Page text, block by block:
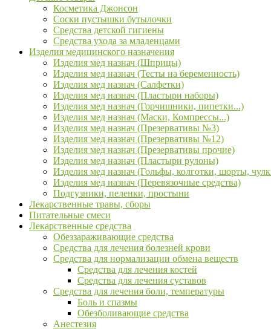
Косметика Джонсон
Соски пустышки бутылочки
Средства детской гигиены
Средства ухода за младенцами
Изделия медицинского назначения
Изделия мед назнач (Шприцы)
Изделия мед назнач (Тесты на беременность)
Изделия мед назнач (Салфетки)
Изделия мед назнач (Пластыри наборы)
Изделия мед назнач (Горчишники, пипетки...)
Изделия мед назнач (Маски, Компрессы...)
Изделия мед назнач (Презервативы №3)
Изделия мед назнач (Презервативы №12)
Изделия мед назнач (Презервативы прочие)
Изделия мед назнач (Пластыри рулоны)
Изделия мед назнач (Гольфы, колготки, шорты,
Изделия мед назнач (Перевязочные средства)
Подгузники, пеленки, простыни
Лекарственные травы, сборы
Питательные смеси
Лекарственные средства
Обеззараживающие средства
Средства для лечения болезней крови
Средства для нормализации обмена веществ
Средства для лечения костей
Средства для лечения суставов
Средства для лечения боли, температуры
Боль и спазмы
Обезболивающие средства
Анестезия